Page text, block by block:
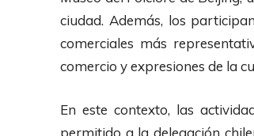
ciudad. Además, los
comerciales más
comercio y expresiones de la
En este contexto, las
permitido a la delegación